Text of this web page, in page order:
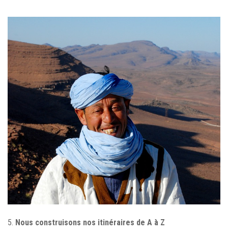
5. Nous construisons nos itinéraires de A à Z